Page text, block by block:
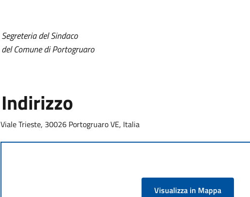
Segreteria del Sindaco
del Comune di Portogruaro
Indirizzo
Viale Trieste, 30026 Portogruaro VE, Italia
Visualizza in Mappa